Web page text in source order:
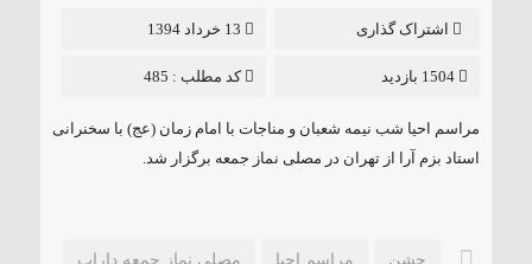
۱۸۵ مگاواتی تابان هور در داراب با حضور
اشتراک گذاری
کد مطلب : 485
مراسم احیا شب نیمه شعبان و مناجات با امام زمان (عج) با سخنرانی
استاد بزم آرا از تهران در مصلی نماز جمعه برگزار شد.
جشن مراسم احیا مصلی نماز جمعه داراب